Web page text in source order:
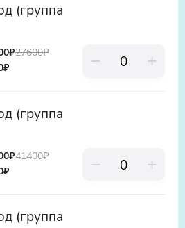
(группа
₽27600₽
₽
(группа
₽41400₽
₽
(группа